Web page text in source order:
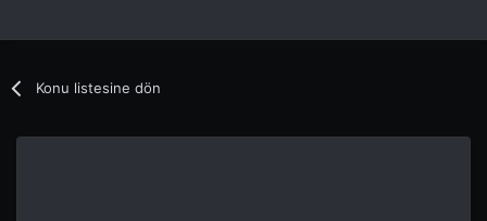
Konu listesine dön